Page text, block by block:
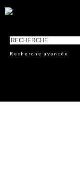
Recherche avancée